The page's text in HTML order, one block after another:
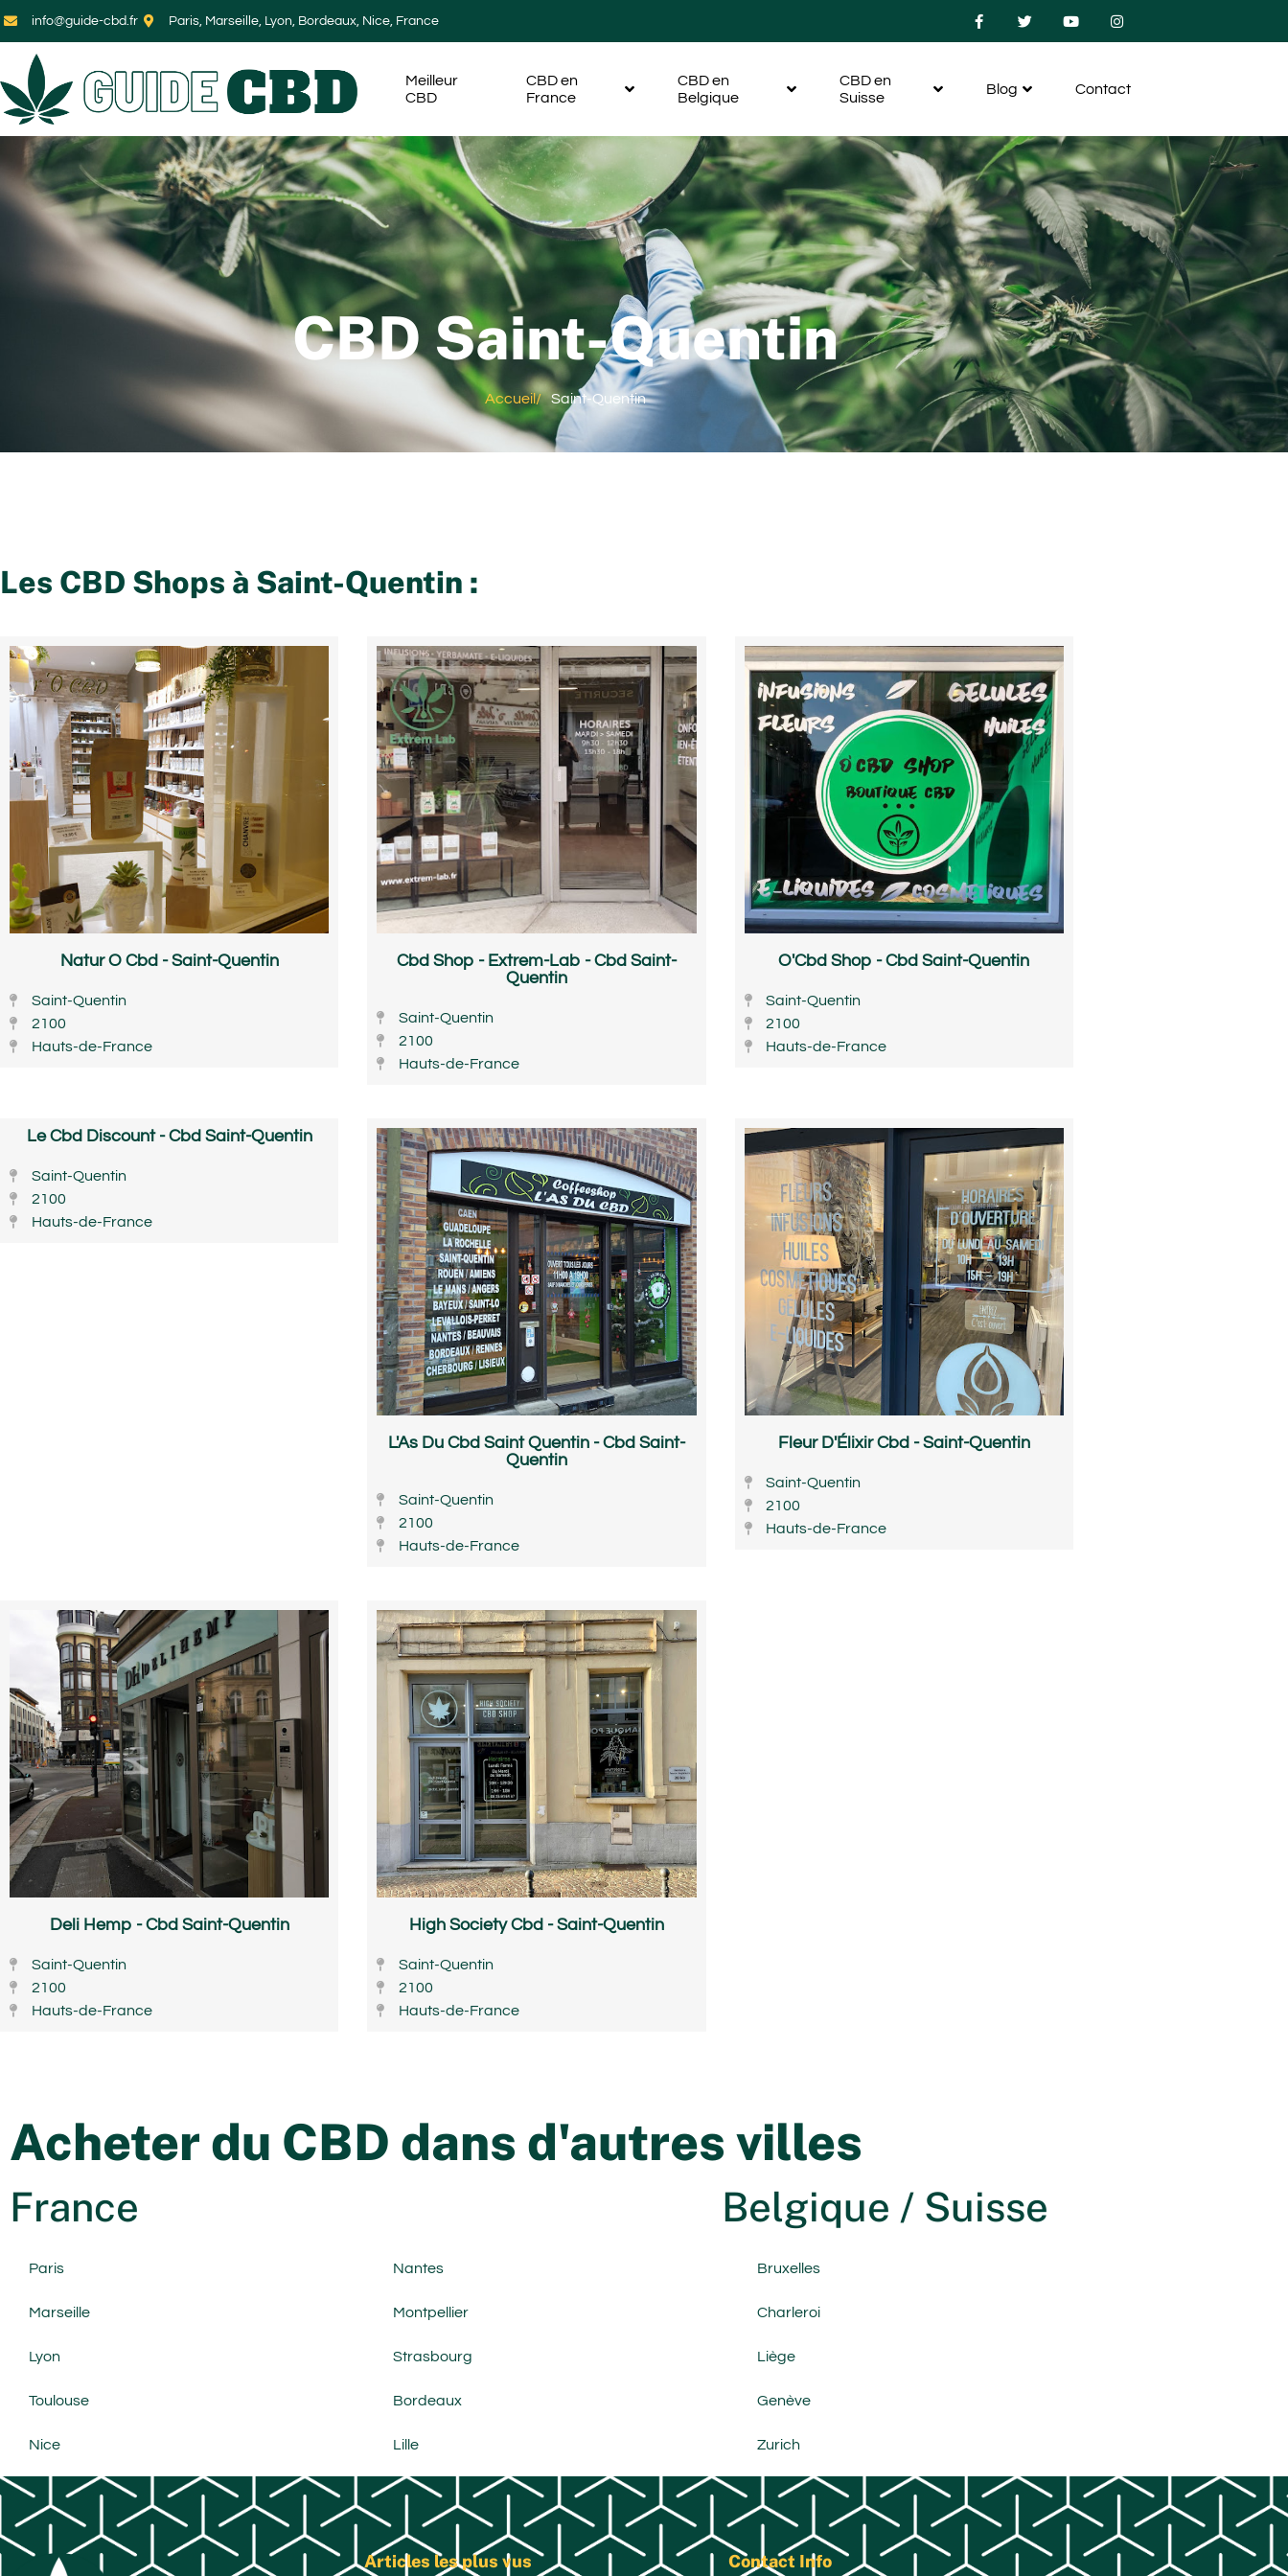
info@guide-cbd.fr Paris, Marseille, Lyon, Bordeaux, Nice, France
Meilleur
CBD
CBD en
France
CBD en
Belgique
CBD en
Suisse
Blog Contact
CBD Saint-Quentin
Accueil/ Saint-Quentin
Les CBD Shops à Saint-Quentin :
Natur O Cbd - Saint-Quentin
Saint-Quentin
2100
Hauts-de-France
Cbd Shop - Extrem-Lab - Cbd Saint-
Quentin
Saint-Quentin
2100
Hauts-de-France
O'Cbd Shop - Cbd Saint-Quentin
Saint-Quentin
2100
Hauts-de-France
Le Cbd Discount - Cbd Saint-Quentin
Saint-Quentin
2100
Hauts-de-France
L'As Du Cbd Saint Quentin - Cbd Saint-
Quentin
Saint-Quentin
2100
Hauts-de-France
Fleur D'Élixir Cbd - Saint-Quentin
Saint-Quentin
2100
Hauts-de-France
Deli Hemp - Cbd Saint-Quentin
Saint-Quentin
2100
Hauts-de-France
High Society Cbd - Saint-Quentin
Saint-Quentin
2100
Hauts-de-France
Acheter du CBD dans d'autres villes
France Belgique / Suisse
Paris
Marseille
Lyon
Toulouse
Nice
Nantes
Montpellier
Strasbourg
Bordeaux
Lille
Bruxelles
Charleroi
Liège
Genève
Zurich
Articles les plus vus Contact Info